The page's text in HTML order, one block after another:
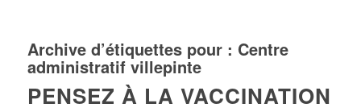
Archive d’étiquettes pour : Centre
administratif villepinte
PENSEZ À LA VACCINATION